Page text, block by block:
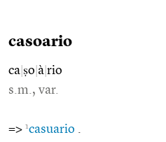
casoario
ca ṣo à rio
s.m., var.
=> 1casuario